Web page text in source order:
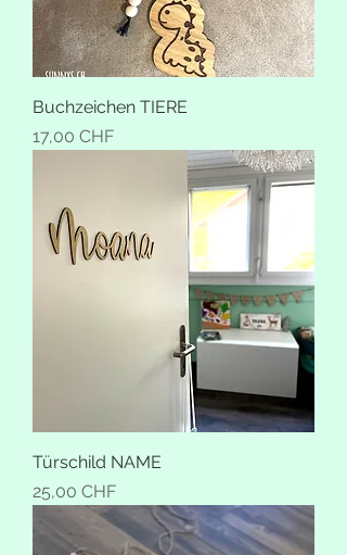
Buchzeichen TIERE
Preis
17,00 CHF
Türschild NAME
Preis
25,00 CHF